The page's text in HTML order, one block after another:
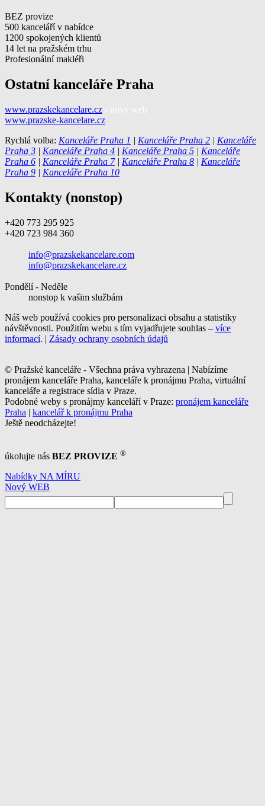
BEZ provize
500 kanceláří v nabídce
1200 spokojených klientů
14 let na pražském trhu
Profesionální makléři
Ostatní kanceláře Praha
www.prazskekancelare.cz
www.prazske-kancelare.cz
Rychlá volba: Kanceláře Praha 1 | Kanceláře Praha 2 | Kanceláře
Praha 3 | Kanceláře Praha 4 | Kanceláře Praha 5 | Kanceláře
Praha 6 | Kanceláře Praha 7| Kanceláře Praha 8 | Kanceláře
Praha 9 | Kanceláře Praha 10
Kontakty (nonstop)
+420 773 295 925
+420 723 984 360
info@prazskekancelare.com
info@prazskekancelare.cz
Pondělí - Neděle
nonstop k vašim službám
Náš web používá cookies pro personalizaci obsahu a statistiky
návštěvnosti. Použitím webu s tím vyjadřujete souhlas – více
informací. | Zásady ochrany osobních údajů
© Pražské kanceláře - Všechna práva vyhrazena | Nabízíme
pronájem kanceláře Praha, kanceláře k pronájmu Praha, virtuální
kanceláře a registrace sídla v Praze.
Podobné weby s pronájmy kanceláří v Praze: pronájem kanceláře
Praha | kancelář k pronájmu Praha
Ještě neodcházejte!
úkolujte nás BEZ PROVIZE ®
Nabídky NA MÍRU
Nový WEB